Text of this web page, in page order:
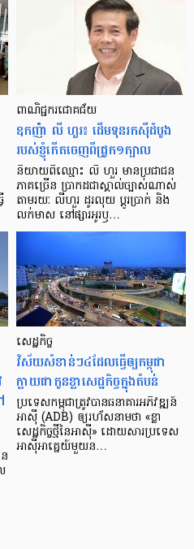
ពាណិជ្ជករជោគជ័យ
ឧកញ៉ា លី ហួរ៖ ដើមទុនរកស៊ីដំបូង
របស់ខ្ញុំកើតចេញពីជ្រូក១ក្បាល
និយាយ​ពី​ឈ្មោះ លី ហួរ មាន​ប្រជាជន​
ភាគ​ច្រើន ប្រាកដ​ជា​ស្គាល់​ច្បាស់​ណាស់
តាមរយៈ លីហួរ ដូរ​លុយ ប្តូរ​បា្រក់ និង​
លក់​មាស នៅ​ផ្សារ​អូរ​ឫ…
សេដ្ឋកិច្ច​
វិស័យ​សំខាន់ៗ​៤​ដែល​ធ្វើ​ឲ្យ​កម្ពុជា​
ក្លាយ​ជា​កូន​ខ្លា​សេដ្ឋកិច្ច​ក្នុង​តំបន់
ប្រទេស​កម្ពុជា​ត្រូវ​បាន​ធនាគារ​អភិវឌ្ឍន៍​
អាស៊ី (ADB) ឲ្យ​រហ័ស​នាមថា «ខ្លា​
សេដ្ឋកិច្ច​ថ្មី​នៃ​អាស៊ី» ដោយសារ​ប្រទេស​
អាស៊ី​អាគ្នេយ៍​មួយ​ន…